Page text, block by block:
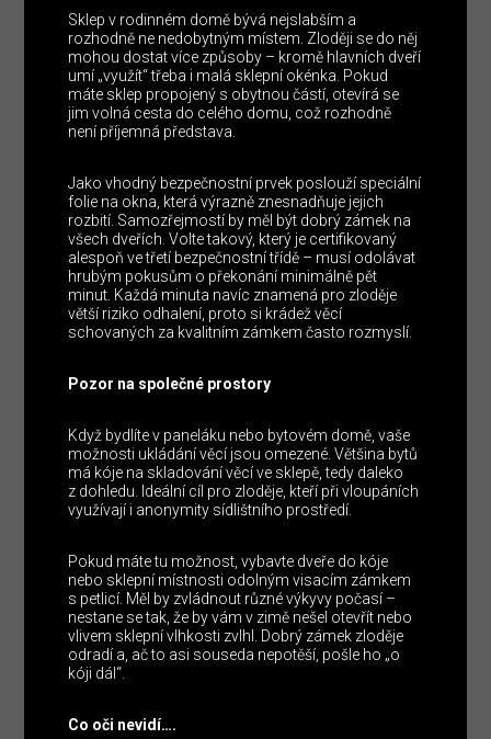
Sklep v rodinném domě bývá nejslabším a
rozhodně ne nedobytným místem. Zloději se do něj
mohou dostat více způsoby – kromě hlavních dveří
umí „využít“ třeba i malá sklepní okénka. Pokud
máte sklep propojený s obytnou částí, otevírá se
jim volná cesta do celého domu, což rozhodně
není příjemná představa.
Jako vhodný bezpečnostní prvek poslouží speciální
folie na okna, která výrazně znesnadňuje jejich
rozbití. Samozřejmostí by měl být dobrý zámek na
všech dveřích. Volte takový, který je certifikovaný
alespoň ve třetí bezpečnostní třídě – musí odolávat
hrubým pokusům o překonání minimálně pět
minut. Každá minuta navíc znamená pro zloděje
větší riziko odhalení, proto si krádež věcí
schovaných za kvalitním zámkem často rozmyslí.
Pozor na společné prostory
Když bydlíte v paneláku nebo bytovém domě, vaše
možnosti ukládání věcí jsou omezené. Většina bytů
má kóje na skladování věcí ve sklepě, tedy daleko
z dohledu. Ideální cíl pro zloděje, kteří při vloupáních
využívají i anonymity sídlištního prostředí.
Pokud máte tu možnost, vybavte dveře do kóje
nebo sklepní místnosti odolným visacím zámkem
s petlicí. Měl by zvládnout různé výkyvy počasí –
nestane se tak, že by vám v zimě nešel otevřít nebo
vlivem sklepní vlhkosti zvlhl. Dobrý zámek zloděje
odradí a, ač to asi souseda nepotěší, pošle ho „o
kóji dál“.
Co oči nevidí….